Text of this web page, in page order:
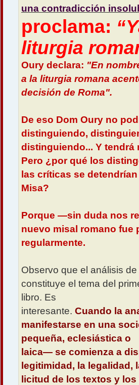
una contradicción
proclama:
liturgia
Oury declara: "En
a la liturgia romana
decisión de Roma".
De eso Dom Oury no
distinguiendo,
distinguiendo... Y tendrá
Pero ¿por qué los
las críticas se
Misa?
Porque —sin duda nos
nuevo misal romano fue
regularmente.
Observo que el análisis
constituye el tema del
libro. Es
interesante. Cuando la
manifestarse en una
pequeña, eclesiástica o
laica— se comienza a
legitimidad, la legalidad,
licitud de los textos y los